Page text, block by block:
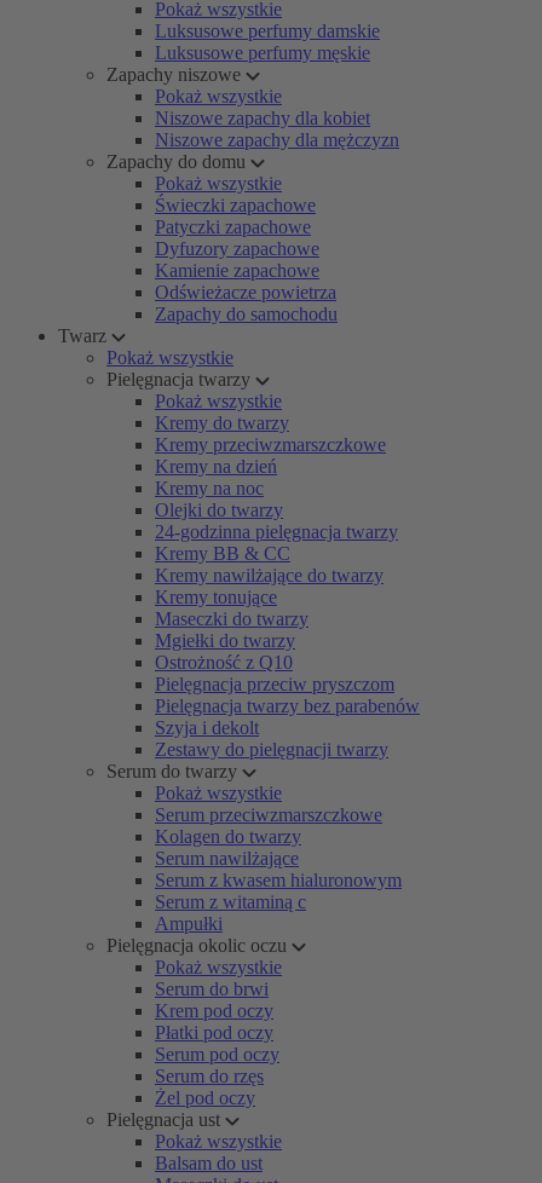
Pokaż wszystkie
Luksusowe perfumy damskie
Luksusowe perfumy męskie
Zapachy niszowe
Pokaż wszystkie
Niszowe zapachy dla kobiet
Niszowe zapachy dla mężczyzn
Zapachy do domu
Pokaż wszystkie
Świeczki zapachowe
Patyczki zapachowe
Dyfuzory zapachowe
Kamienie zapachowe
Odświeżacze powietrza
Zapachy do samochodu
Twarz
Pokaż wszystkie
Pielęgnacja twarzy
Pokaż wszystkie
Kremy do twarzy
Kremy przeciwzmarszczkowe
Kremy na dzień
Kremy na noc
Olejki do twarzy
24-godzinna pielęgnacja twarzy
Kremy BB & CC
Kremy nawilżające do twarzy
Kremy tonujące
Maseczki do twarzy
Mgiełki do twarzy
Ostrożność z Q10
Pielęgnacja przeciw pryszczom
Pielęgnacja twarzy bez parabenów
Szyja i dekolt
Zestawy do pielęgnacji twarzy
Serum do twarzy
Pokaż wszystkie
Serum przeciwzmarszczkowe
Kolagen do twarzy
Serum nawilżające
Serum z kwasem hialuronowym
Serum z witaminą c
Ampułki
Pielęgnacja okolic oczu
Pokaż wszystkie
Serum do brwi
Krem pod oczy
Płatki pod oczy
Serum pod oczy
Serum do rzęs
Żel pod oczy
Pielęgnacja ust
Pokaż wszystkie
Balsam do ust